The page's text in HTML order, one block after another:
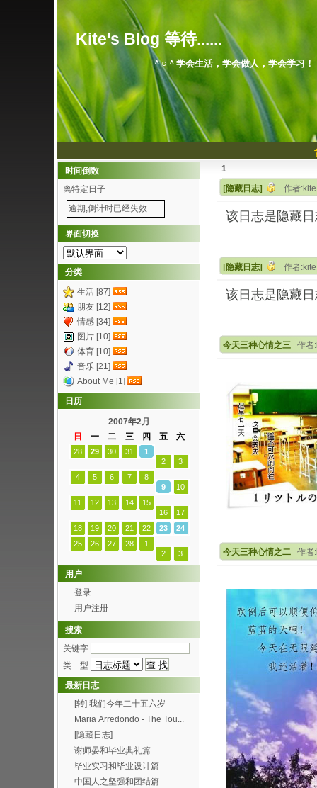
Kite's Blog 等待......
＾○＾学会生活，学会做人，学会学习！
1
[隐藏日志]
作者
该日志是隐藏
[隐藏日志] 作者
该日志是隐藏
今天三种心情之三 作者
今天三种心情之二 作者
时间倒数
离特定日子
逾期,倒计时已经失效
界面切换
分类
生活 [87]
朋友 [12]
情感 [34]
图片 [10]
体育 [10]
音乐 [21]
About Me [1]
日历
2007年2月
日
一 二 三 四 五 六
28 29 30 31
1
2
3
4
5 6 7
8
9
10
11
12 13 14
15
16
17
18
19 20 21 22 23
24
25
26 27 28
1
2
3
用户
登录
用户注册
搜索
关键字
类 型
最新日志
[转] 我们今年二十五六岁
Maria Arredondo - The Tou...
[隐藏日志]
谢师晏和毕业典礼篇
毕业实习和毕业设计篇
中国人之坚强和团结篇